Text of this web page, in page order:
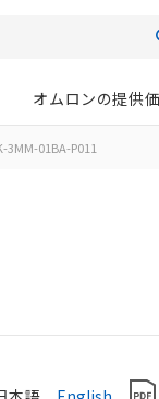
オムロンの提供
3MM-01BA-P011